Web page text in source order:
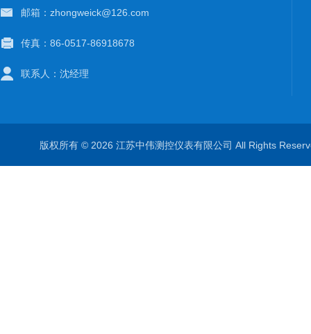
邮箱：zhongweick@126.com
传真：86-0517-86918678
联系人：沈经理
版权所有 © 2026 江苏中伟测控仪表有限公司 All Rights